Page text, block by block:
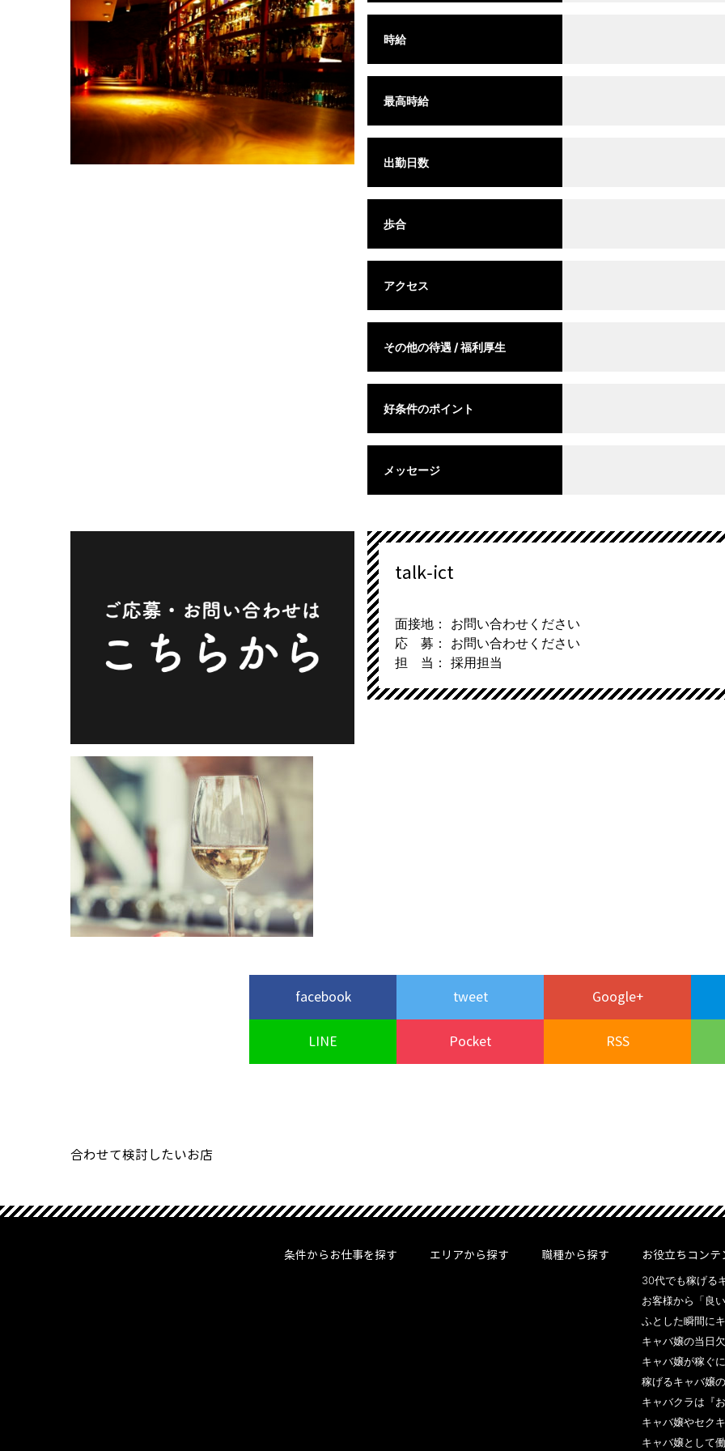
時給
最高時給
出勤日数
歩合
アクセス
その他の待遇 / 福利厚生
好条件のポイント
メッセージ
talk-ict
面接地： お問い合わせください
応 募： お問い合わせください
担 当： 採用担当
facebook tweet Google+
LINE Pocket RSS
合わせて検討したいお店
条件からお仕事を探す エリアから探す 職種から探す お役立ちコンテ
30代でも稼げる
お客様から「良
ふとした瞬間に
キャバ嬢の当日
キャバ嬢が稼ぐ
稼げるキャバ嬢
キャバクラは『
キャバ嬢やセク
キャバ嬢として